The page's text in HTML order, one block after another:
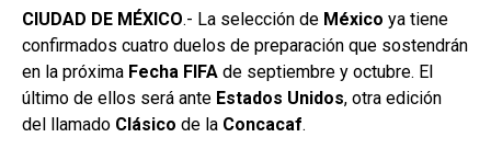
CIUDAD DE MÉXICO.- La selección de México ya tiene
confirmados cuatro duelos de preparación que sostendrán
en la próxima Fecha FIFA de septiembre y octubre. El
último de ellos será ante Estados Unidos, otra edición
del llamado Clásico de la Concacaf.